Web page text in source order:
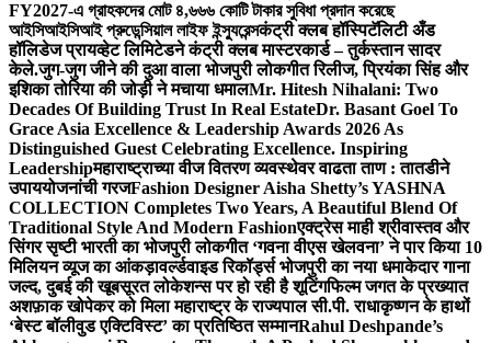
FY2027-এ গ্রাহকদের মোট ৪,৬৬৬ কোটি টাকার সুবিধা প্রদান করেছে
আইসিআইসিআই প্রুডেন্সিয়াল লাইফ ইন্স্যুরেন্সकंट्री क्लब हॉस्पिटॅलिटी अँड
हॉलिडेज प्रायव्हेट लिमिटेडने कंट्री क्लब मास्टरकार्ड – तुर्कस्तान सादर
केले.जुग-जुग जीने की दुआ वाला भोजपुरी लोकगीत रिलीज, प्रियंका सिंह और
इशिका तोरिया की जोड़ी ने मचाया धमालMr. Hitesh Nihalani: Two
Decades Of Building Trust In Real EstateDr. Basant Goel To
Grace Asia Excellence & Leadership Awards 2026 As
Distinguished Guest Celebrating Excellence. Inspiring
Leadershipमहाराष्ट्राच्या वीज वितरण व्यवस्थेवर वाढता ताण : तातडीने
उपाययोजनांची गरजFashion Designer Aisha Shetty’s YASHNA
COLLECTION Completes Two Years, A Beautiful Blend Of
Traditional Style And Modern Fashionएक्ट्रेस माही श्रीवास्तव और
सिंगर सृष्टी भारती का भोजपुरी लोकगीत ‘गवना वीएस खेलवना’ ने पार किया 10
मिलियन व्यूज का आंकड़ावर्ल्डवाइड रिकॉर्ड्स भोजपुरी का नया धमाकेदार गाना
जल्द, दुबई की खूबसूरत लोकेशन्स पर हो रही है शूटिंगफिल्म जगत के प्रख्यात
अशफ़ाक खोपेकर को मिला महाराष्ट्र के राज्यपाल सी.पी. राधाकृष्णन के हाथों
‘बेस्ट बॉलीवुड एक्टिविस्ट’ का प्रतिष्ठित सम्मानRahul Deshpande’s